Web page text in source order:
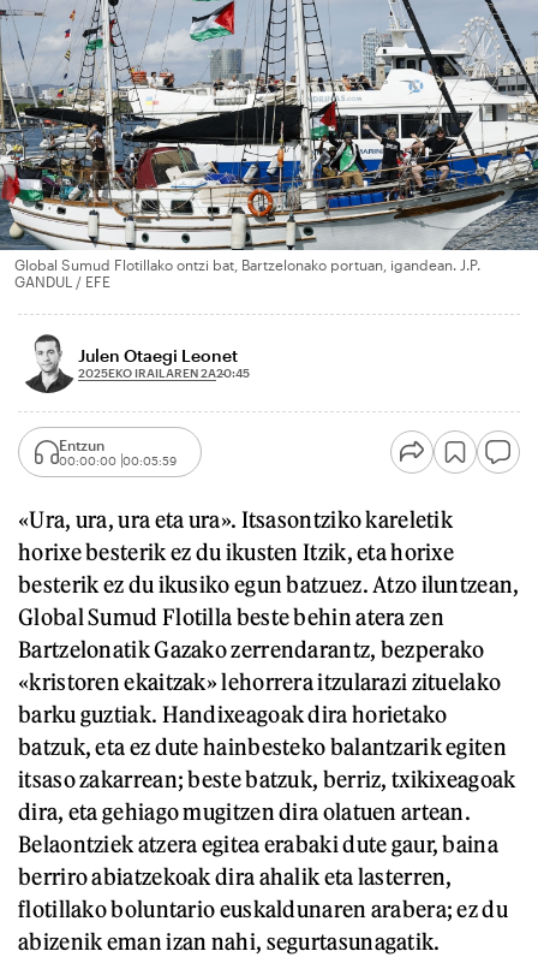
Global Sumud Flotillako ontzi bat, Bartzelonako portuan, igandean. J.P.
GANDUL / EFE
Julen Otaegi Leonet
2025EKO IRAILAREN 2A20:45
Entzun
00:00:00 00:05:59
«Ura, ura, ura eta ura». Itsasontziko kareletik
horixe besterik ez du ikusten Itzik, eta horixe
besterik ez du ikusiko egun batzuez. Atzo iluntzean,
Global Sumud Flotilla beste behin atera zen
Bartzelonatik Gazako zerrendarantz, bezperako
«kristoren ekaitzak» lehorrera itzularazi zituelako
barku guztiak. Handixeagoak dira horietako
batzuk, eta ez dute hainbesteko balantzarik egiten
itsaso zakarrean; beste batzuk, berriz, txikixeagoak
dira, eta gehiago mugitzen dira olatuen artean.
Belaontziek atzera egitea erabaki dute gaur, baina
berriro abiatzekoak dira ahalik eta lasterren,
flotillako boluntario euskaldunaren arabera; ez du
abizenik eman izan nahi, segurtasunagatik.